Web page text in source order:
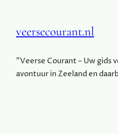
veersecourant.nl
"Veerse Courant – Uw gids
avontuur in Zeeland en